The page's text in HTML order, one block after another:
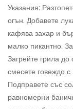
Указания:
огън. Добавете
кафява захар и
малко пикантно.
Загрейте грила
смесете говеждо
Подправете със
равномерни